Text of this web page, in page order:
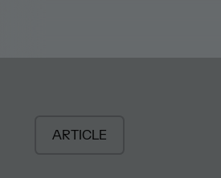
ARTICLE